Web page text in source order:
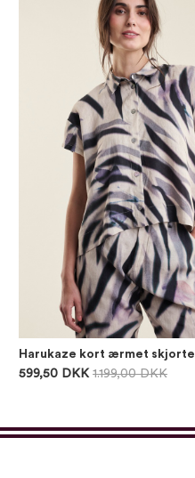
Harukaze kort ærmet skjorte
599,50 DKK 1.199,00 DKK